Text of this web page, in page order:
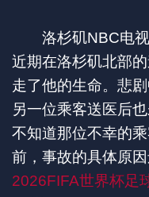
洛杉矶NBC电视
近期在洛杉矶北部
走了他的生命。悲
另一位乘客送医后
不知道那位不幸的
前，事故的具体原
2026FIFA世界杯足